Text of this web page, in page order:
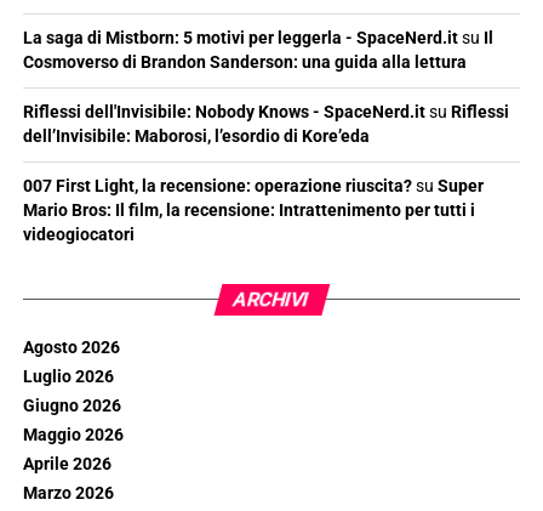
La saga di Mistborn: 5 motivi per leggerla - SpaceNerd.itsu Il
Cosmoverso di Brandon Sanderson: una guida alla lettura
Riflessi dell'Invisibile: Nobody Knows - SpaceNerd.itsu Riflessi
dell’Invisibile: Maborosi, l’esordio di Kore’eda
007 First Light, la recensione: operazione riuscita?su Super
Mario Bros: Il film, la recensione: Intrattenimento per tutti i
videogiocatori
ARCHIVI
Agosto 2026
Luglio 2026
Giugno 2026
Maggio 2026
Aprile 2026
Marzo 2026